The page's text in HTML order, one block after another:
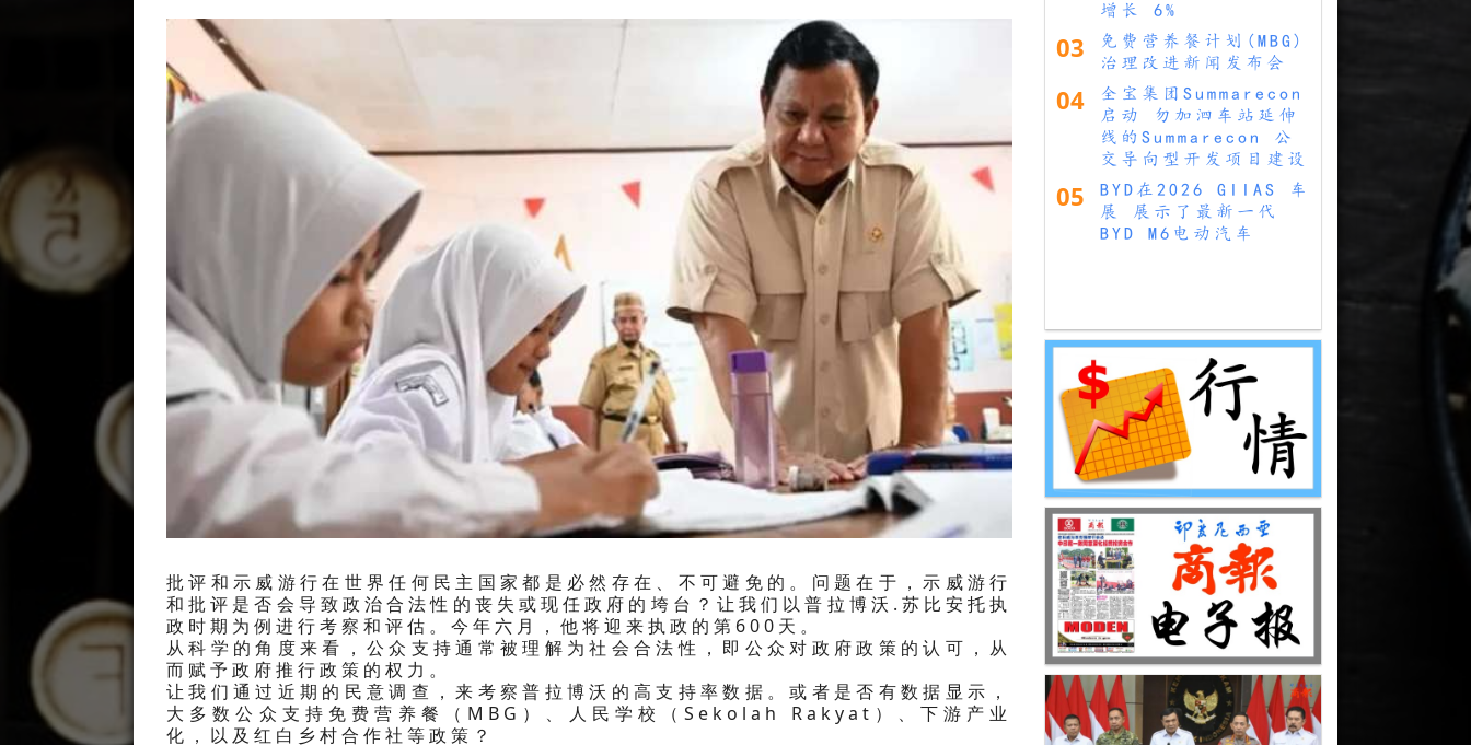
批评和示威游行在世界任何民主国家都是必然存在、不可避免的。问题在于，示威游行
和批评是否会导致政治合法性的丧失或现任政府的垮台？让我们以普拉博沃.苏比安托执
政时期为例进行考察和评估。今年六月，他将迎来执政的第600天。
从科学的角度来看，公众支持通常被理解为社会合法性，即公众对政府政策的认可，从
而赋予政府推行政策的权力。
让我们通过近期的民意调查，来考察普拉博沃的高支持率数据。或者是否有数据显示，
大多数公众支持免费营养餐（MBG）、人民学校（Sekolah Rakyat）、下游产业
化，以及红白乡村合作社等政策？
增长 6%
03
免费营养餐计划(MBG)
治理改进新闻发布会
04
全宝集团Summarecon
启动 勿加泗车站延伸
线的Summarecon 公
交导向型开发项目建设
05
BYD在2026 GIIAS 车
展 展示了最新一代
BYD M6电动汽车